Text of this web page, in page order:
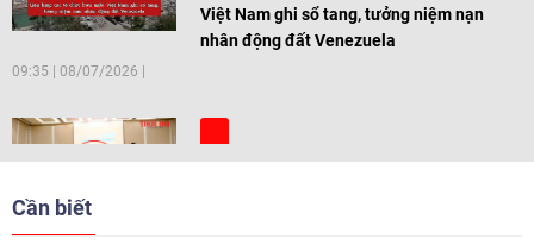
Việt Nam ghi sổ tang, tưởng niệm nạn
nhân động đất Venezuela
09:35 08/07/2026
[Video] Trẻ em Đông Á cùng kiến tạo
Cần biết